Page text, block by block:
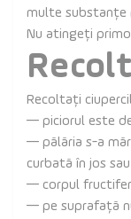
multe substanțe
Nu atingeți
Recoltați
— piciorul este
— pălăria s-a
curbată în jos
— corpul
— pe suprafață